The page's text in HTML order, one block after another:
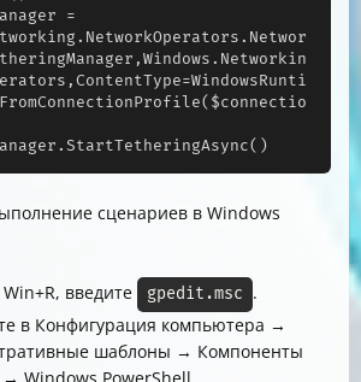
=
сценариев в Windows
введите gpedit.msc
.
в Конфигурация компьютера →
шаблоны → Компоненты